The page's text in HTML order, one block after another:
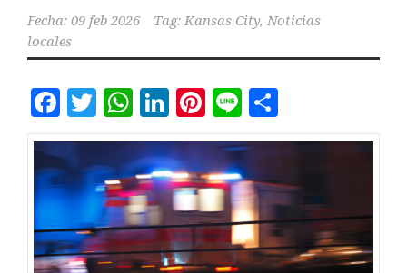
Fecha: 09 feb 2026 Tag: Kansas City, Noticias
locales
Facebook
Twitter
WhatsApp
LinkedIn
Pinterest
Line